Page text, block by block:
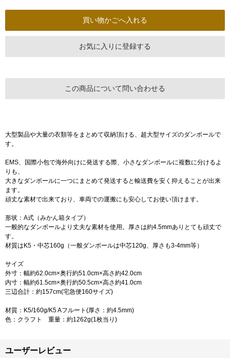
お気に入りに登録する
この商品について問い合わせる
大型製品や大量の衣類等をまとめて収納頂ける、超大型サイズのダンボールで
す。
EMS、国際小包で海外向けに発送する際、小さなダンボールに複数に分けるよ
りも、
大きなダンボールに一つにまとめて発送すると輸送費を安く抑えることが出来
ます。
頑丈な素材で出来ており、車両での運搬にも安心してお使い頂けます。
形状：A式（みかん箱タイプ）
一般的なダンボールより丈夫な素材を使用。厚さは約4.5mmありとても頑丈で
す。
材質はK5・中芯160g（一般ダンボールは中芯120g、厚さも3-4mm等）
サイズ
外寸：幅約62.0cm×奥行約51.0cm×高さ約42.0cm
内寸：幅約61.5cm×奥行約50.5cm×高さ約41.0cm
三辺合計：約157cm(宅急便160サイズ)
材質：K5/160g/K5 Aフルート(厚さ：約4.5mm)
色：クラフト 重量：約1262g(1枚当り)
ユーザーレビュー